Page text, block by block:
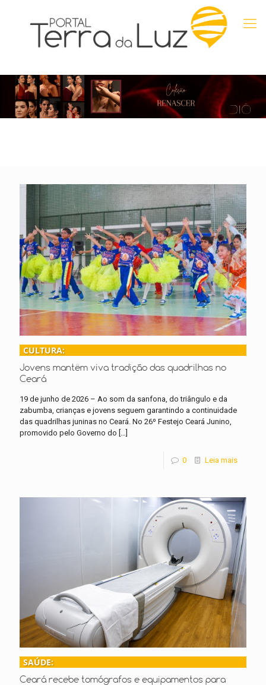
CULTURA:
Jovens mantêm viva tradição das quadrilhas no
Ceará
19 de junho de 2026 – Ao som da sanfona, do triângulo e da
zabumba, crianças e jovens seguem garantindo a continuidade
das quadrilhas juninas no Ceará. No 26º Festejo Ceará Junino,
promovido pelo Governo do […]
0 Leia mais
SAÚDE:
Ceará recebe tomógrafos e equipamentos para